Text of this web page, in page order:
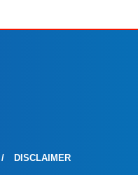
DISCLAIMER